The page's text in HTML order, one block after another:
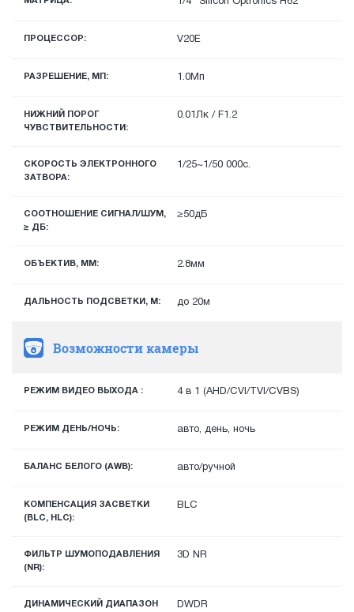
ПРОЦЕССОР: V20E
РАЗРЕШЕНИЕ, МП: 1.0Мп
НИЖНИЙ ПОРОГ
ЧУВСТВИТЕЛЬНОСТИ:
0.01Лк / F1.2
СКОРОСТЬ ЭЛЕКТРОННОГО
ЗАТВОРА:
1/25~1/50 000с.
СООТНОШЕНИЕ СИГНАЛ/ШУМ,
≥ ДБ:
≥50дБ
ОБЪЕКТИВ, ММ: 2.8мм
ДАЛЬНОСТЬ ПОДСВЕТКИ, М: до 20м
Возможности камеры
РЕЖИМ ВИДЕО ВЫХОДА : 4 в 1 (AHD/CVI/TVI/CVBS)
РЕЖИМ ДЕНЬ/НОЧЬ: авто, день, ночь
БАЛАНС БЕЛОГО (AWB): авто/ручной
КОМПЕНСАЦИЯ ЗАСВЕТКИ
(BLC, HLC):
BLC
ФИЛЬТР ШУМОПОДАВЛЕНИЯ
(NR):
3D NR
ДИНАМИЧЕСКИЙ ДИАПАЗОН
DWDR